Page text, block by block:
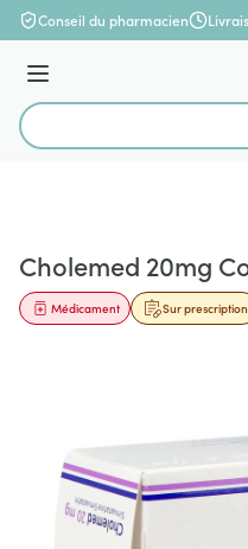
Aller au contenu
Conseil du pharmacien
Menu
Rechercher
Cholemed 20mg
Sur prescription
Médicament